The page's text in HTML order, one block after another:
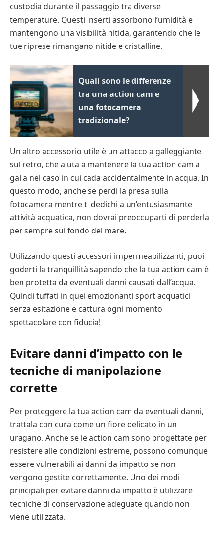
custodia durante il passaggio tra diverse
temperature. Questi inserti assorbono l’umidità e
mantengono una visibilità nitida, garantendo che le
tue riprese rimangano nitide e cristalline.
Quali sono le differenze
tra una action cam e
una fotocamera
tradizionale?
Un altro accessorio utile è un attacco a galleggiante
sul retro, che aiuta a mantenere la tua action cam a
galla nel caso in cui cada accidentalmente in acqua. In
questo modo, anche se perdi la presa sulla
fotocamera mentre ti dedichi a un’entusiasmante
attività acquatica, non dovrai preoccuparti di perderla
per sempre sul fondo del mare.
Utilizzando questi accessori impermeabilizzanti, puoi
goderti la tranquillità sapendo che la tua action cam è
ben protetta da eventuali danni causati dall’acqua.
Quindi tuffati in quei emozionanti sport acquatici
senza esitazione e cattura ogni momento
spettacolare con fiducia!
Evitare danni d’impatto con le
tecniche di manipolazione
corrette
Per proteggere la tua action cam da eventuali danni,
trattala con cura come un fiore delicato in un
uragano. Anche se le action cam sono progettate per
resistere alle condizioni estreme, possono comunque
essere vulnerabili ai danni da impatto se non
vengono gestite correttamente. Uno dei modi
principali per evitare danni da impatto è utilizzare
tecniche di conservazione adeguate quando non
viene utilizzata.